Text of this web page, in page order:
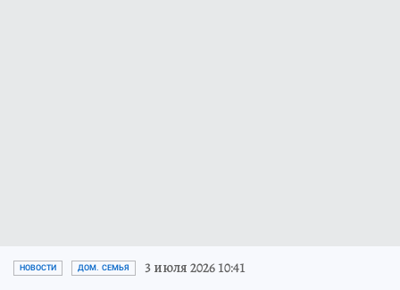
НОВОСТИ ДОМ. СЕМЬЯ 3 июля 2026 10:41